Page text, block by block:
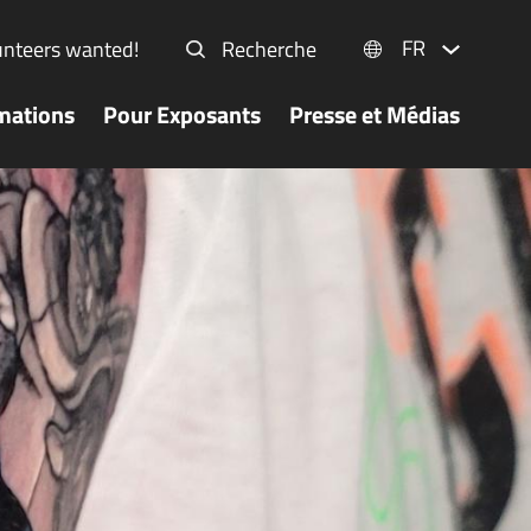
wanted! Recherche FR
Pour Exposants Presse et Médias